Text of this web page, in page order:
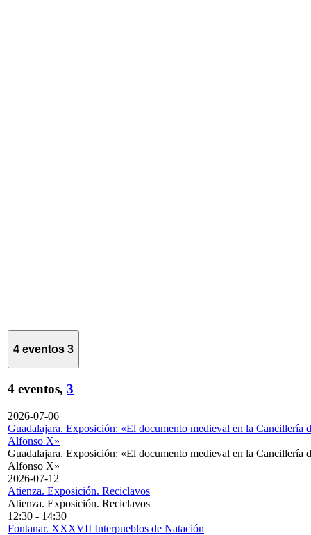
4 eventos 3
4 eventos, 3
2026-07-06
Guadalajara. Exposición: «El documento medieval en la Cancillería
Alfonso X»
Guadalajara. Exposición: «El documento medieval en la Cancillería
Alfonso X»
2026-07-12
Atienza. Exposición. Reciclavos
Atienza. Exposición. Reciclavos
12:30 - 14:30
Fontanar. XXXVII Interpueblos de Natación